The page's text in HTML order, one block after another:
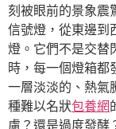
刻被眼前的景象震
信號燈，從東邊到
燈。它們不是交替
時，每一個燈箱都
一層淡淡的、熱氣
種難以名狀包養網
慮？還是過度發酵